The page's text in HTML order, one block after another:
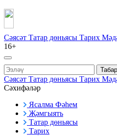
Сәясәт Татар дөньясы Тарих
16+
Сәясәт Татар дөньясы Тарих
Сәхифәләр
Ясалма Фәһем
Җәмгыять
Татар дөньясы
Тарих